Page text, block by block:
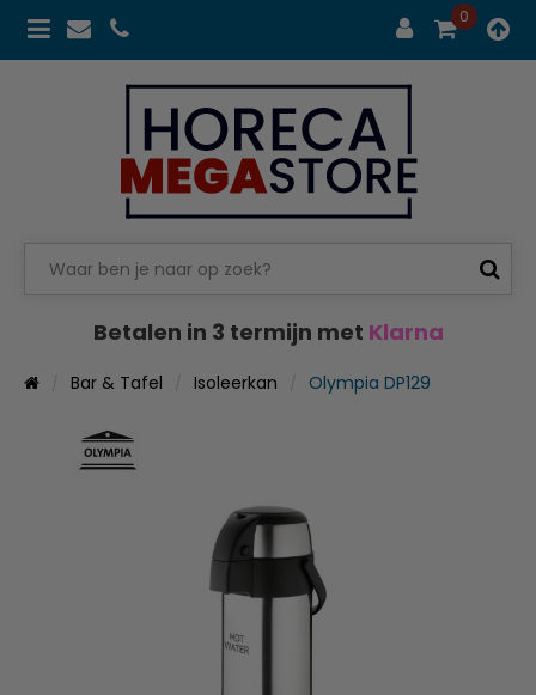
0
Betalen in 3 termijn met Klarna
Bar & Tafel Isoleerkan Olympia DP129